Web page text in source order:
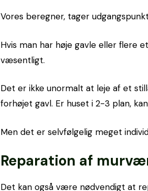
Vores beregner, tager
Hvis man har høje gavle eller flere
væsentligt.
Det er ikke unormalt at leje af et
forhøjet gavl. Er huset i 2-3 plan,
Men det er selvfølgelig meget
Reparation af
Det kan også være nødvendigt at